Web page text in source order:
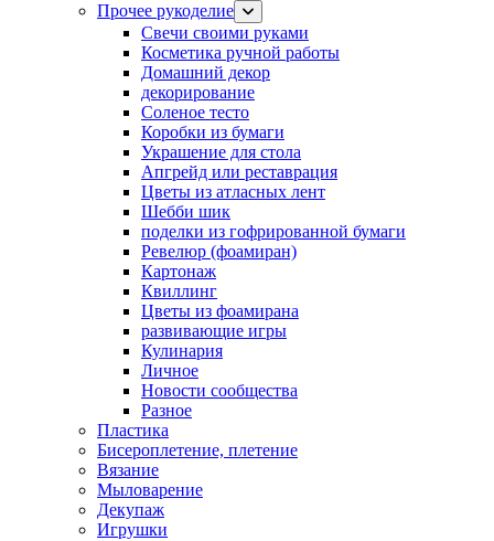
Прочее рукоделие
Свечи своими руками
Косметика ручной работы
Домашний декор
декорирование
Соленое тесто
Коробки из бумаги
Украшение для стола
Апгрейд или реставрация
Цветы из атласных лент
Шебби шик
поделки из гофрированной бумаги
Ревелюр (фоамиран)
Картонаж
Квиллинг
Цветы из фоамирана
развивающие игры
Кулинария
Личное
Новости сообщества
Разное
Пластика
Бисероплетение, плетение
Вязание
Мыловарение
Декупаж
Игрушки